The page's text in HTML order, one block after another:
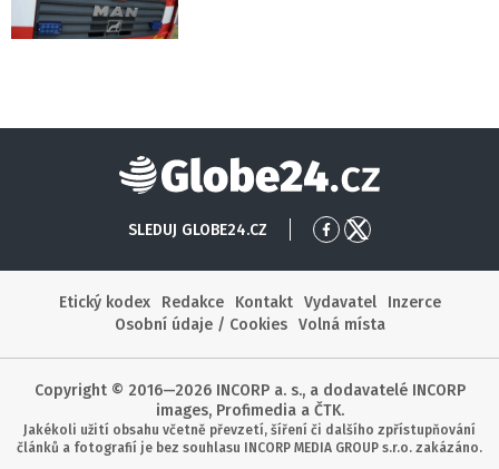
Globe24
SLEDUJ GLOBE24.CZ
PřejítPřejít
Etický kodex
Redakce Kontakt Vydavatel
Inzerce
Osobní údaje / Cookies
Volná místa
Copyright © 2016—2026 INCORP a. s., a dodavatelé INCORP
images, Profimedia a ČTK.
Jakékoli užití obsahu včetně převzetí, šíření či dalšího zpřístupňování
článků a fotografií je bez souhlasu INCORP MEDIA GROUP s.r.o. zakázáno.